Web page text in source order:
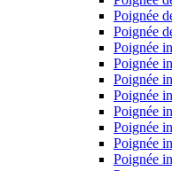
Poignée
Poignée
Poignée
Poignée
Poignée
Poignée
Poignée
Poignée
Poignée
Poignée